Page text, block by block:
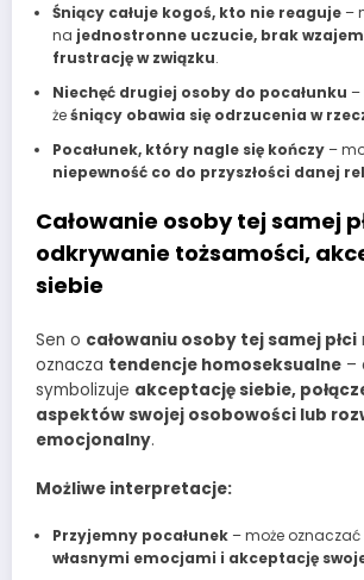
Śniący całuje kogoś, kto nie reaguje–
na jednostronne uczucie, brak
frustrację w związku.
Niechęć drugiej osoby do pocałunku
żeśniący obawia się odrzucenia w
Pocałunek, który nagle się kończy–
niepewność co do przyszłości danej
Całowanie osoby tej samej
odkrywanie tożsamości,
siebie
Sen o całowaniu osoby tej samej płci
oznacza tendencje homoseksualne –
symbolizuje akceptację siebie,
aspektów swojej osobowości lub
emocjonalny.
Możliwe interpretacje:
Przyjemny pocałunek– może oznaczać
własnymi emocjami i akceptację